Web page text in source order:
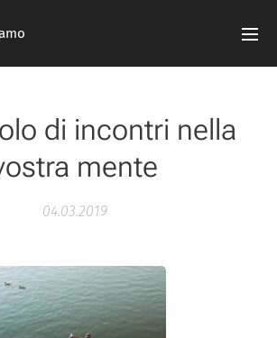
di incontri nella
mente
04.03.2019